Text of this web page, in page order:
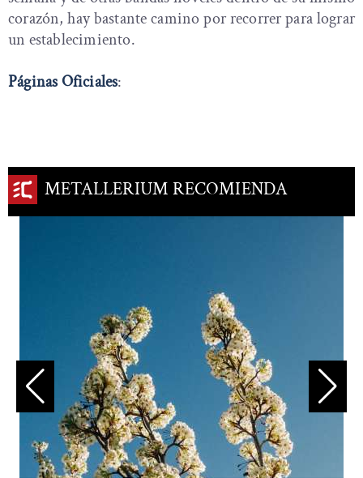
corazón, hay bastante camino por recorrer para lograr
un establecimiento.
Páginas Oficiales:
METALLERIUM RECOMIENDA